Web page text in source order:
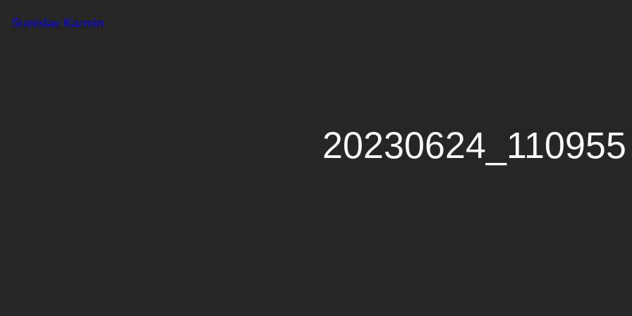
Inhalt
Stanislav Kazmin
20230624_110955